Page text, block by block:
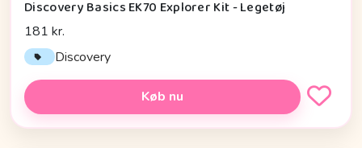
Discovery Basics EK70 Explorer Kit - Legetøj
181 kr.
Discovery
Køb nu